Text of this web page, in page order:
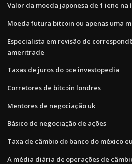
Valor da moeda japonesa de 1 iene na
Moeda futura bitcoin ou apenas uma
Especialista em revisão de
ameritrade
Taxas de juros do bce investopedia
Corretores de bitcoin londres
Mentores de negociação uk
Básico de negociação de ações
Taxa de câmbio do banco do méxico
A média diária de operações de